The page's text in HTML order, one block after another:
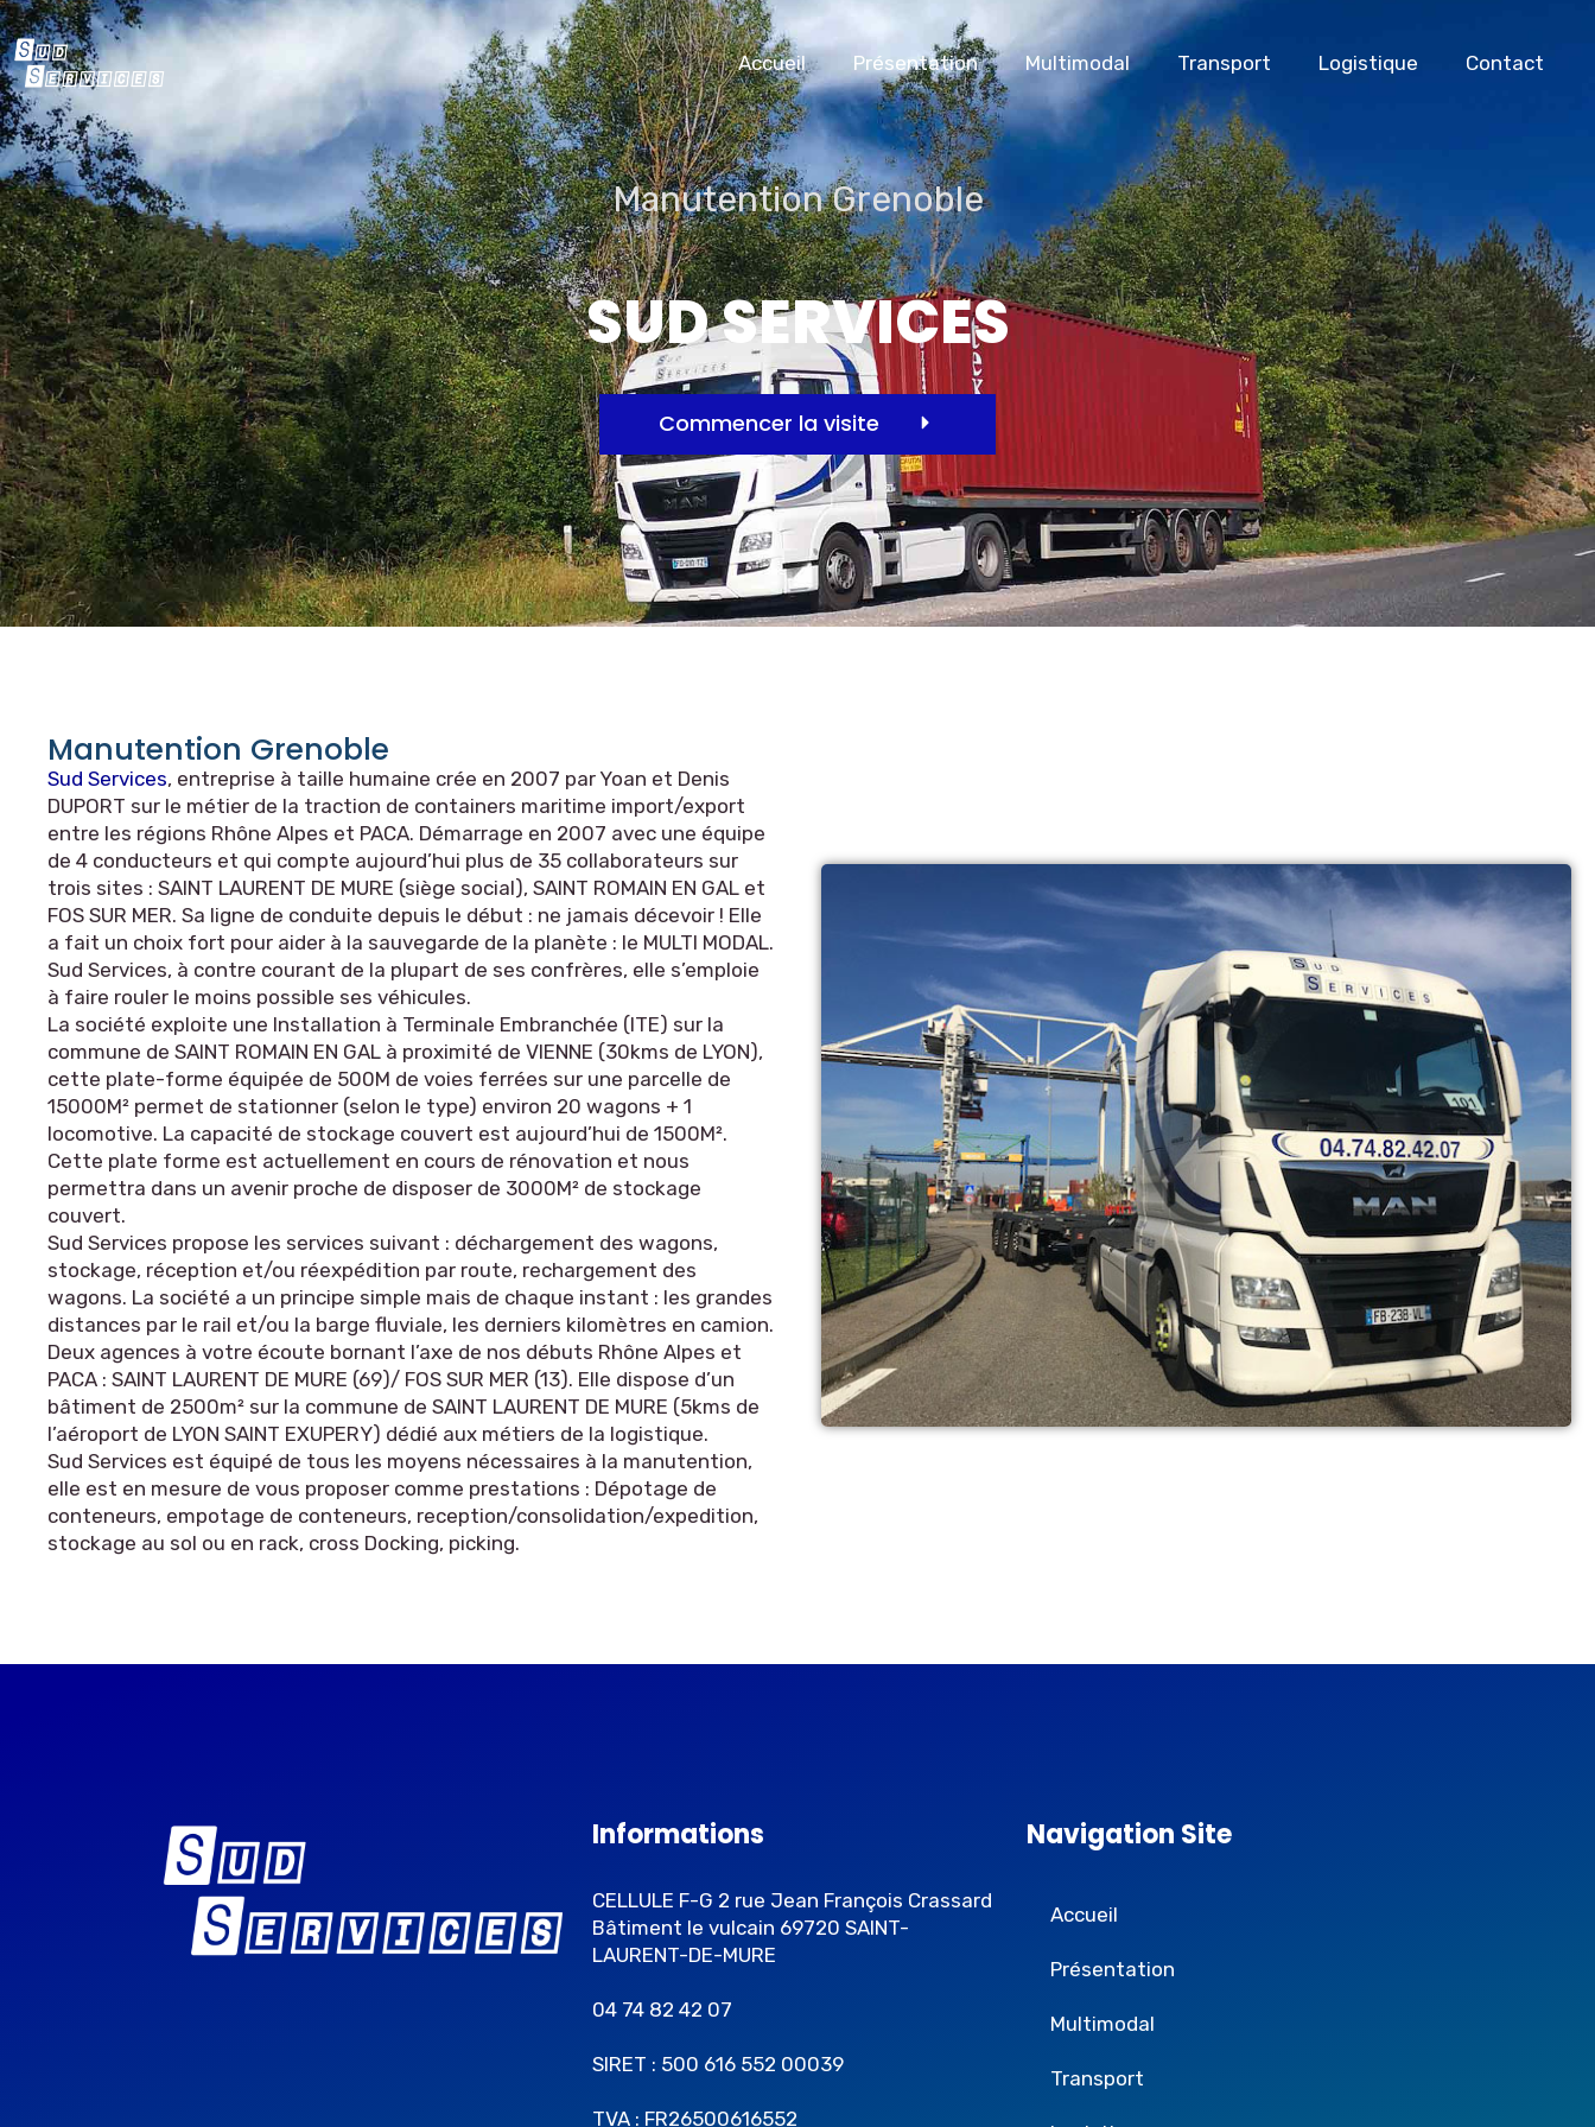
Accueil Présentation Multimodal Transport Logistique Contact
Manutention Grenoble
SUD SERVICES
Commencer la visite
Manutention Grenoble
Sud Services, entreprise à taille humaine crée en 2007 par Yoan et Denis
DUPORT sur le métier de la traction de containers maritime import/export
entre les régions Rhône Alpes et PACA. Démarrage en 2007 avec une équipe
de 4 conducteurs et qui compte aujourd’hui plus de 35 collaborateurs sur
trois sites : SAINT LAURENT DE MURE (siège social), SAINT ROMAIN EN GAL et
FOS SUR MER. Sa ligne de conduite depuis le début : ne jamais décevoir ! Elle
a fait un choix fort pour aider à la sauvegarde de la planète : le MULTI MODAL.
Sud Services, à contre courant de la plupart de ses confrères, elle s’emploie
à faire rouler le moins possible ses véhicules.
La société exploite une Installation à Terminale Embranchée (ITE) sur la
commune de SAINT ROMAIN EN GAL à proximité de VIENNE (30kms de LYON),
cette plate-forme équipée de 500M de voies ferrées sur une parcelle de
15000M² permet de stationner (selon le type) environ 20 wagons + 1
locomotive. La capacité de stockage couvert est aujourd’hui de 1500M².
Cette plate forme est actuellement en cours de rénovation et nous
permettra dans un avenir proche de disposer de 3000M² de stockage
couvert.
Sud Services propose les services suivant : déchargement des wagons,
stockage, réception et/ou réexpédition par route, rechargement des
wagons. La société a un principe simple mais de chaque instant : les grandes
distances par le rail et/ou la barge fluviale, les derniers kilomètres en camion.
Deux agences à votre écoute bornant l’axe de nos débuts Rhône Alpes et
PACA : SAINT LAURENT DE MURE (69)/ FOS SUR MER (13). Elle dispose d’un
bâtiment de 2500m² sur la commune de SAINT LAURENT DE MURE (5kms de
l’aéroport de LYON SAINT EXUPERY) dédié aux métiers de la logistique.
Sud Services est équipé de tous les moyens nécessaires à la manutention,
elle est en mesure de vous proposer comme prestations : Dépotage de
conteneurs, empotage de conteneurs, reception/consolidation/expedition,
stockage au sol ou en rack, cross Docking, picking.
Informations
CELLULE F-G 2 rue Jean François Crassard
Bâtiment le vulcain 69720 SAINT-
LAURENT-DE-MURE
04 74 82 42 07
SIRET : 500 616 552 00039
TVA : FR26500616552
Navigation Site
Accueil
Présentation
Multimodal
Transport